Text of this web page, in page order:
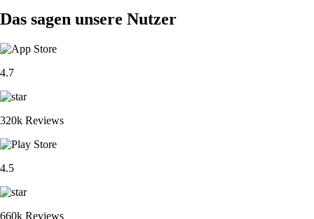
Das sagen unsere Nutzer
4.7
320k Reviews
4.5
660k Reviews